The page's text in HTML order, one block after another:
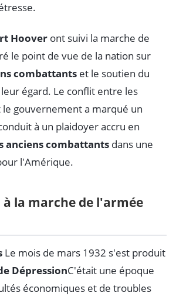
Hoover ont suivi la marche de
le point de vue de la nation sur
combattants et le soutien du
égard. Le conflit entre les
le gouvernement a marqué un
à un plaidoyer accru en
anciens combattants dans une
l'Amérique.
la marche de l'armée
Le mois de mars 1932 s'est produit
DépressionC'était une époque
économiques et de troubles